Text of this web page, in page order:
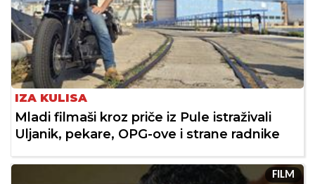
IZA KULISA
Mladi filmaši kroz priče iz Pule istraživali
Uljanik, pekare, OPG-ove i strane radnike
FILM